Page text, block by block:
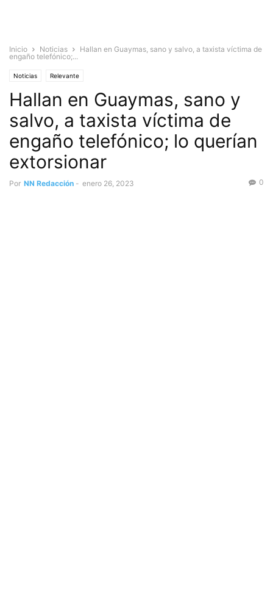
Inicio Noticias
Hallan en Guaymas, sano y salvo, a taxista víctima de
engaño telefónico;...
Noticias Relevante
Hallan en Guaymas, sano y
salvo, a taxista víctima de
engaño telefónico; lo querían
extorsionar
Por NN Redacción - enero 26, 2023 0